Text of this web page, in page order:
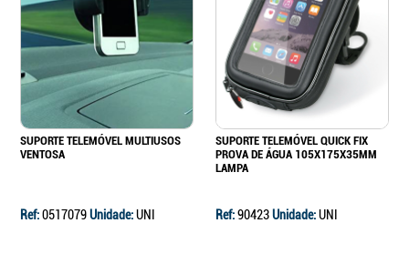
SUPORTE TELEMÓVEL MULTIUSOS
VENTOSA
Ref:0517079Unidade:UNI
SUPORTE TELEMÓVEL QUICK FIX
PROVA DE ÁGUA 105X175X35MM
LAMPA
Ref:90423Unidade:UNI